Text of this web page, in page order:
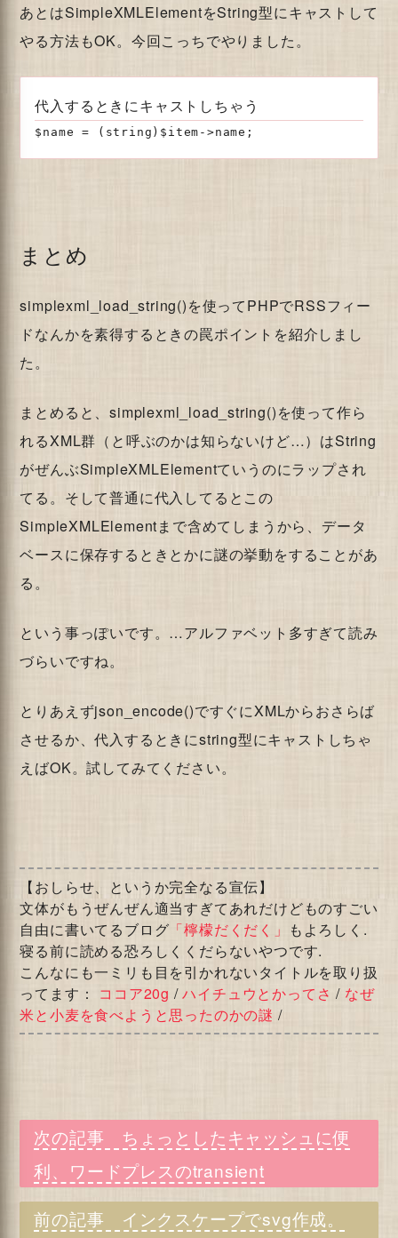
あとはSimpleXMLElementをString型にキャストして
やる方法もOK。今回こっちでやりました。
代入するときにキャストしちゃう
$name = (string)$item->name;
まとめ
simplexml_load_string()を使ってPHPでRSSフィー
ドなんかを素得するときの罠ポイントを紹介しまし
た。
まとめると、simplexml_load_string()を使って作ら
れるXML群（と呼ぶのかは知らないけど…）はString
がぜんぶSimpleXMLElementていうのにラップされ
てる。そして普通に代入してるとこの
SimpleXMLElementまで含めてしまうから、データ
ベースに保存するときとかに謎の挙動をすることがあ
る。
という事っぽいです。…アルファベット多すぎて読み
づらいですね。
とりあえずjson_encode()ですぐにXMLからおさらば
させるか、代入するときにstring型にキャストしちゃ
えばOK。試してみてください。
【おしらせ、というか完全なる宣伝】
文体がもうぜんぜん適当すぎてあれだけどものすごい
自由に書いてるブログ 「檸檬だくだく」 もよろしく.
寝る前に読める恐ろしくくだらないやつです.
こんなにも一ミリも目を引かれないタイトルを取り扱
ってます： ココア20g /ハイチュウとかってさ / なぜ
米と小麦を食べようと思ったのかの謎 /
ちょっとしたキャッシュに便
利、ワードプレスのtransient
インクスケープでsvg作成。